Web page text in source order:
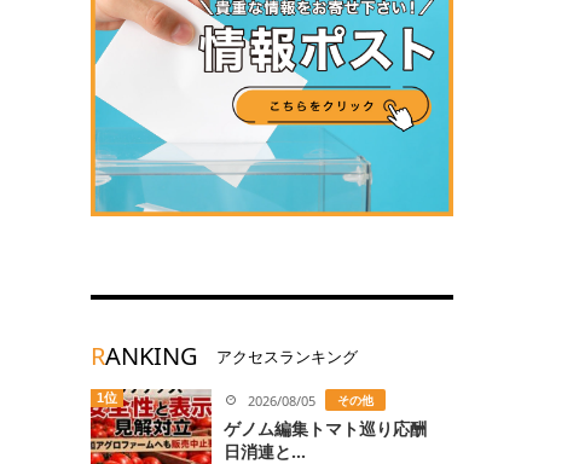
RANKING アクセスランキング
1位 2026/08/05 その他
ゲノム編集トマト巡り応酬
日消連と...